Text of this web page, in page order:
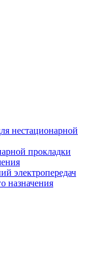
нестационарной
прокладки
электропередач
назначения